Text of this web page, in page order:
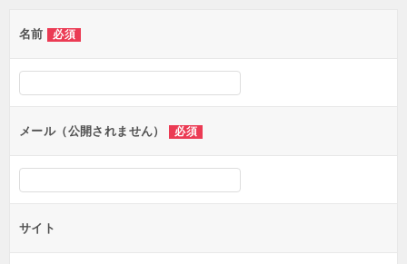
ビ
ー
シ
ョ
ン
名前 必須
メール（公開されません） 必須
サイト